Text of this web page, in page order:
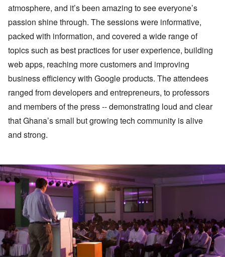
atmosphere, and it’s been amazing to see everyone’s
passion shine through. The sessions were informative,
packed with information, and covered a wide range of
topics such as best practices for user experience, building
web apps, reaching more customers and improving
business efficiency with Google products. The attendees
ranged from developers and entrepreneurs, to professors
and members of the press -- demonstrating loud and clear
that Ghana’s small but growing tech community is alive
and strong.